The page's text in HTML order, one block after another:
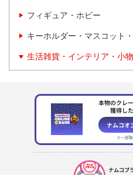
フィギュア・ホビー
キーホルダー・マスコット
生活雑貨・インテリア・小物
本物のクレ
獲得し
ナムコオ
※一部
ナムコプ